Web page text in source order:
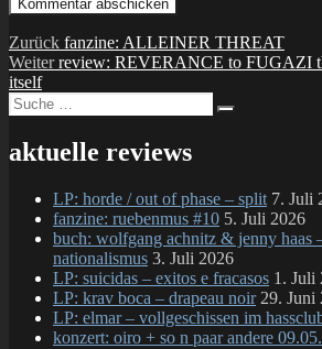
Beitragsnavigation
Zurück Vorheriger
Beitrag:
fanzine: ALLEINER THREAT
Weiter Nächster
review: REVERANCE to FUGAZI
itself
Suche
nach:
aktuelle reviews
LP: horde / out of phase – split 7. Juli
fanzine: ruebenmus #10 5. Juli 2026
buch: wolfgang achnitz & jenny haas
nationalismus 3. Juli 2026
LP: suicidas – exitos e fracasos 1. Juli
LP: krav boca – drapeau noir 29. Juni
LP: elmar – vollgeschissen im
konzert: oiro + so n paar andere